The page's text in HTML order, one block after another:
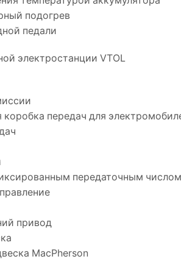
подогрев
педали
электростанции VTOL
коробка передач для
передаточным числом
привод
MacPherson